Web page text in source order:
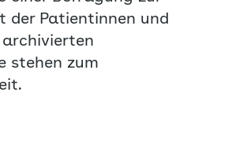
der Patientinnen und
stehen zum